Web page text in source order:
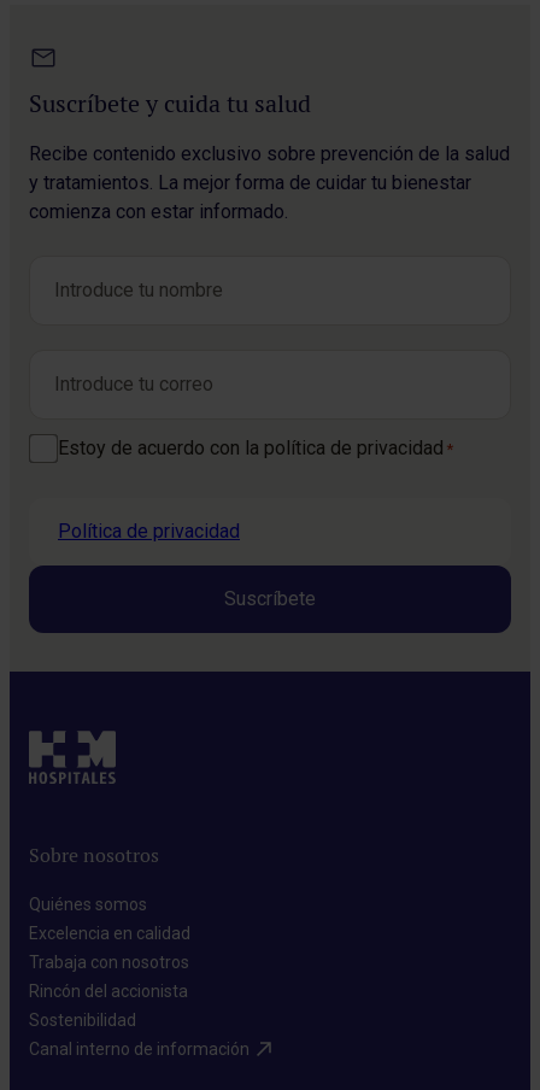
Suscríbete y cuida tu salud
Recibe contenido exclusivo sobre prevención de la salud
y tratamientos. La mejor forma de cuidar tu bienestar
comienza con estar informado.
Consentimiento *
Estoy de acuerdo con la política de privacidad *
Política de privacidad
Sobre nosotros
Quiénes somos​
Excelencia en calidad​
Trabaja con nosotros​
Rincón del accionista​
Sostenibilidad​
Canal interno de información​